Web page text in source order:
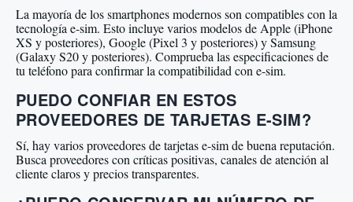
La mayoría de los smartphones modernos son compatibles con la
tecnología e-sim. Esto incluye varios modelos de Apple (iPhone
XS y posteriores), Google (Pixel 3 y posteriores) y Samsung
(Galaxy S20 y posteriores). Comprueba las especificaciones de
tu teléfono para confirmar la compatibilidad con e-sim.
PUEDO CONFIAR EN ESTOS
PROVEEDORES DE TARJETAS E-SIM?
Sí, hay varios proveedores de tarjetas e-sim de buena reputación.
Busca proveedores con críticas positivas, canales de atención al
cliente claros y precios transparentes.